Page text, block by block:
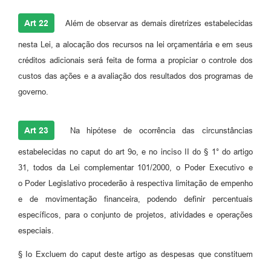
Art 22 Além de observar as demais diretrizes estabelecidas
nesta Lei, a alocação dos recursos na lei orçamentária e em seus
créditos adicionais será feita de forma a propiciar o controle dos
custos das ações e a avaliação dos resultados dos programas de
governo.
Art 23 Na hipótese de ocorrência das circunstâncias
estabelecidas no caput do art 9o, e no inciso II do § 1° do artigo
31, todos da Lei complementar 101/2000, o Poder Executivo e
o Poder Legislativo procederão à respectiva limitação de empenho
e de movimentação financeira, podendo definir percentuais
específicos, para o conjunto de projetos, atividades e operações
especiais.
§ Io Excluem do caput deste artigo as despesas que constituem